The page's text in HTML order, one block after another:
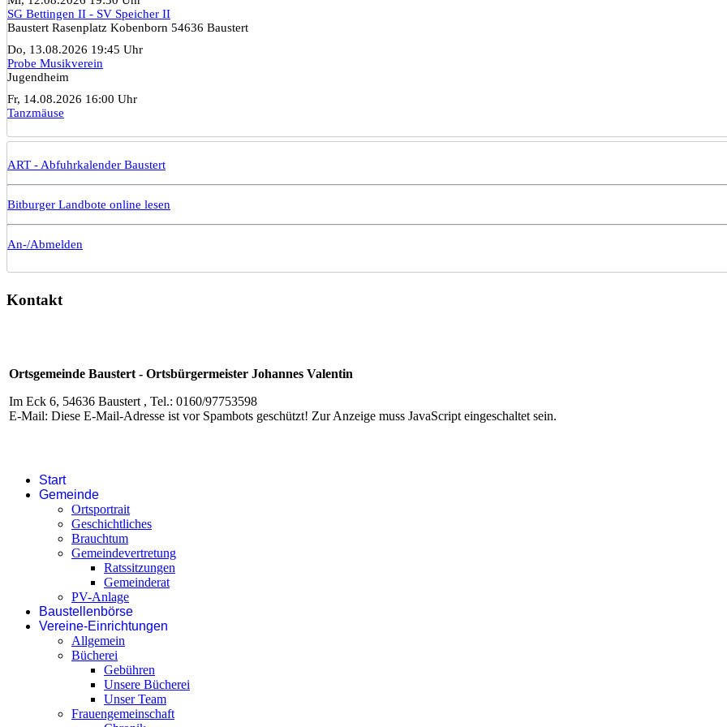
SG Bettingen II - SV Speicher II
Baustert Rasenplatz Kobenborn 54636 Baustert
Do, 13.08.2026 19:45 Uhr
Probe Musikverein
Jugendheim
Fr, 14.08.2026 16:00 Uhr
Tanzmäuse
ART - Abfuhrkalender Baustert
Bitburger Landbote online lesen
An-/Abmelden
Kontakt
Ortsgemeinde Baustert - Ortsbürgermeister Johannes Valentin
Im Eck 6, 54636 Baustert , Tel.: 0160/97753598
E-Mail: Diese E-Mail-Adresse ist vor Spambots geschützt! Zur Anzeige muss JavaScript eingeschaltet sein.
Start
Gemeinde
Ortsportrait
Geschichtliches
Brauchtum
Gemeindevertretung
Ratssitzungen
Gemeinderat
PV-Anlage
Baustellenbörse
Vereine-Einrichtungen
Allgemein
Bücherei
Gebühren
Unsere Bücherei
Unser Team
Frauengemeinschaft